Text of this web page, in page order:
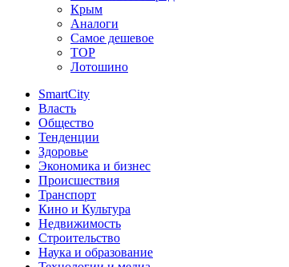
Крым
Аналоги
Самое дешевое
TOP
Лотошино
SmartCity
Власть
Общество
Тенденции
Здоровье
Экономика и бизнес
Происшествия
Транспорт
Кино и Культура
Недвижимость
Строительство
Наука и образование